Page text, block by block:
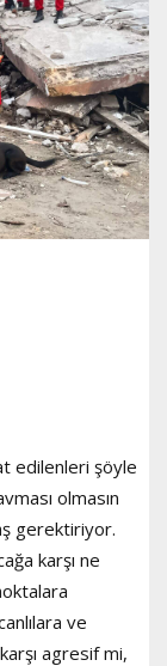
edilenleri şöyle
olmasın
gerektiriyor.
karşı ne
ve
agresif mi,